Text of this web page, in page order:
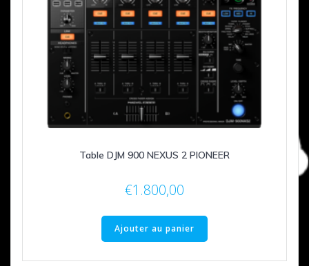
Table DJM 900 NEXUS 2 PIONEER
€1.800,00
Ajouter au panier